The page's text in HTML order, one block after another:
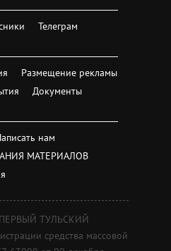
Телеграм
Размещение рекламы
Документы
нам
МАТЕРИАЛОВ
ПЕРВЫЙ ТУЛЬСКИЙ
средства массовой